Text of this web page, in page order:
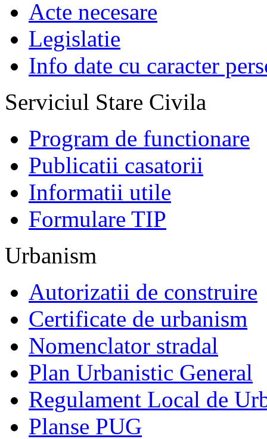
Acte necesare
Legislatie
Info date cu caracter
Serviciul Stare Civila
Program de functionare
Publicatii casatorii
Informatii utile
Formulare TIP
Urbanism
Autorizatii de construire
Certificate de urbanism
Nomenclator stradal
Plan Urbanistic General
Regulament Local de
Planse PUG